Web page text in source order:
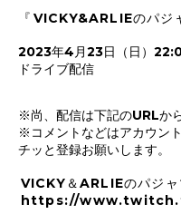
『 VICKY&ARLIEのパジ
2023年4月23日（日）
ドライブ配信
※尚、配信は下記のURLか
※コメントなどはアカウン
チッと登録お願いします。
VICKY＆ARLIEのパジャ
https://